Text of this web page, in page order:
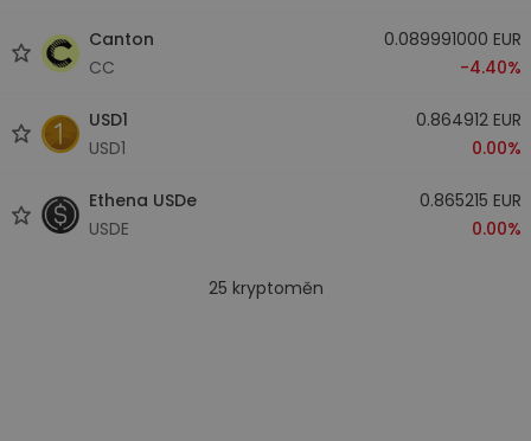
Canton
CC
0.089991000 EUR
-4.40%
USD1
USD1
0.864912 EUR
0.00%
Ethena USDe
USDE
0.865215 EUR
0.00%
25 kryptoměn